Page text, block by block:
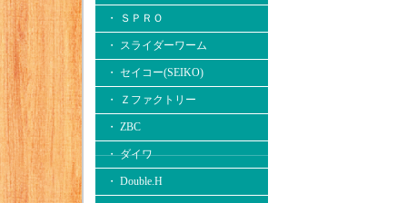
・ ＳＰＲＯ
・ スライダーワーム
・ セイコー(SEIKO)
・ Ｚファクトリー
・ ZBC
・ ダイワ
・ Double.H